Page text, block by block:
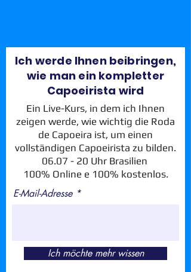
Ich werde Ihnen beibringen,
wie man ein kompletter
Capoeirista wird
Ein Live-Kurs, in dem ich Ihnen
zeigen werde, wie wichtig die Roda
de Capoeira ist, um einen
vollständigen Capoeirista zu bilden.
06.07 - 20 Uhr Brasilien
100% Online e 100% kostenlos.
E-Mail-Adresse
Ich möchte mehr wissen